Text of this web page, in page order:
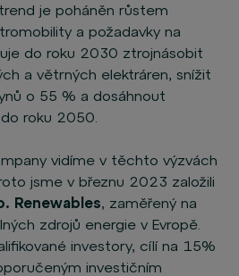
je poháněn růstem
a požadavky na
do roku 2030 ztrojnásobit
a větrných elektráren, snížit
o 55 % a dosáhnout
roku 2050.
vidíme v těchto výzvách
jsme v březnu 2023 založili
Renewables, zaměřený na
zdrojů energie v Evropě.
investory, cílí na 15%
investičním